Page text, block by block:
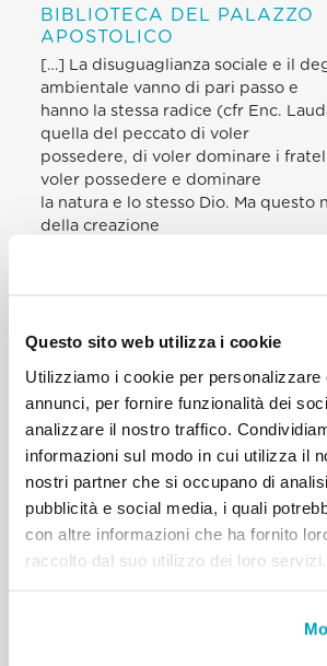
Questo sito web utilizza i cookie
Utilizziamo i cookie per personalizzare
annunci, per fornire funzionalità dei
analizzare il nostro traffico.
informazioni sul modo in cui utilizza il
nostri partner che si occupano di
pubblicità e social media, i quali
con altre informazioni che ha fornito
raccolto dal suo utilizzo dei loro servizi.
BIBLIOTECA DEL PALAZZO
APOSTOLICO
[…] La disuguaglianza sociale e il
ambientale vanno di pari passo e
hanno la stessa radice (cfr Enc.
quella del peccato di voler
possedere, di voler dominare i
voler possedere e dominare
la natura e lo stesso Dio. Ma questo
della creazione
[…] Quando l’ossessione di
lacerare il tessuto sociale; e quando
illimitato minaccia la casa comune,
possiamo stare a guardare. No,
questo è desolante. Non possiamo
Con lo sguardo fisso su
Gesù (cfr. Eb 12,2) e con la certezza
amore opera mediante la
generare qualcosa di diverso e di
condividere, rafforzando la nostra